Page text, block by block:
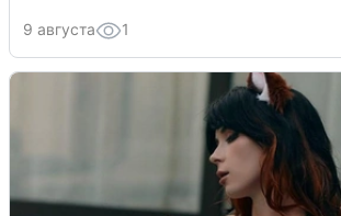
9 августа 1